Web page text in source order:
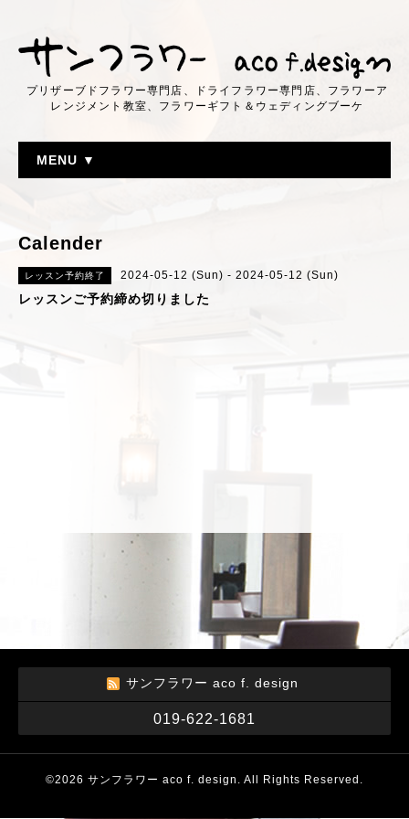
プリザーブドフラワー専門店、ドライフラワー専門店、フラワーア
レンジメント教室、フラワーギフト＆ウェディングブーケ
MENU ▼
Calender
レッスン予約終了 2024-05-12 (Sun) - 2024-05-12 (Sun)
レッスンご予約締め切りました
サンフラワー aco f. design
019-622-1681
©2026 サンフラワー aco f. design . All Rights Reserved.